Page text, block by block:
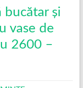
bucătar și
vase de
2600 –